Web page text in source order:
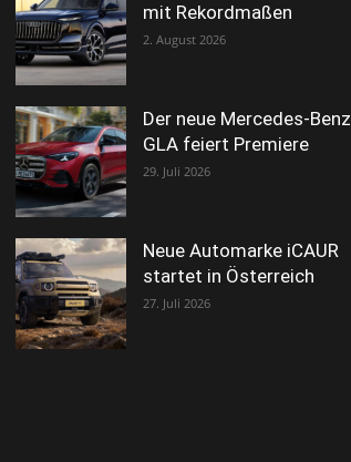
mit Rekordmaßen
2. August 2026
Der neue Mercedes-Benz
GLA feiert Premiere
29. Juli 2026
Neue Automarke iCAUR
startet in Österreich
27. Juli 2026